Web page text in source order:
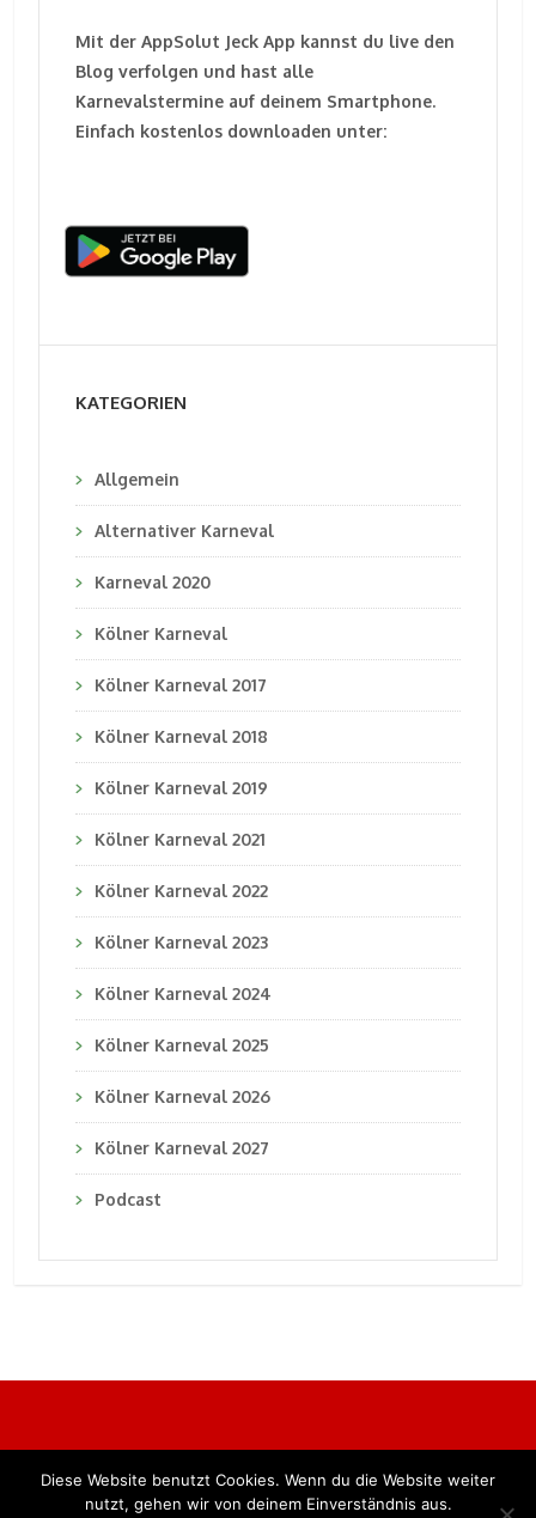
Mit der AppSolut Jeck App kannst du live den
Blog verfolgen und hast alle
Karnevalstermine auf deinem Smartphone.
Einfach kostenlos downloaden unter:
KATEGORIEN
Allgemein
Alternativer Karneval
Karneval 2020
Kölner Karneval
Kölner Karneval 2017
Kölner Karneval 2018
Kölner Karneval 2019
Kölner Karneval 2021
Kölner Karneval 2022
Kölner Karneval 2023
Kölner Karneval 2024
Kölner Karneval 2025
Kölner Karneval 2026
Kölner Karneval 2027
Podcast
Alle Rechte vorbehalten. BKB Verlag GmbH
Diese Website benutzt Cookies. Wenn du die Website weiter
nutzt, gehen wir von deinem Einverständnis aus.